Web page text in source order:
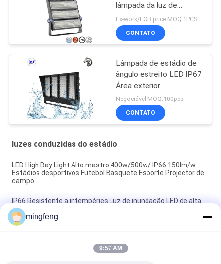
lâmpada da luz de
inundação do estádio de
futebol IP66 poder
superior resistente
Ex-work/FOB price MOQ:1PCS
CONTATO
Lâmpada de estádio de
ângulo estreito LED IP67
Área exterior
impermeável 200W
300W 400W 500W
Negociável MOQ:100pcs
CONTATO
luzes conduzidas do estádio
LED High Bay Light Alto mastro 400w/500w/ IP66 150lm/w
Estádios desportivos Futebol Basquete Esporte Projector de
campo
IP66 Resistente a intempéries Luz de inundação LED de alta
potência 400W-1800W Para sinalização de ponte do porto do
local de construção
alto com 400W-800W para estacionamento na rodovia
mingfeng
9:57 AM